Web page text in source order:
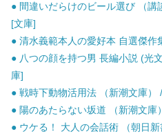
● 間違いだらけのビール選び （
[文庫]
● 清水義範本人の愛好本 自選傑
● 八つの顔を持つ男 長編小説 (光
庫]
● 戦時下動物活用法 （新潮文庫）
● 陽のあたらない坂道 （新潮文庫
● ウケる！ 大人の会話術 （朝日